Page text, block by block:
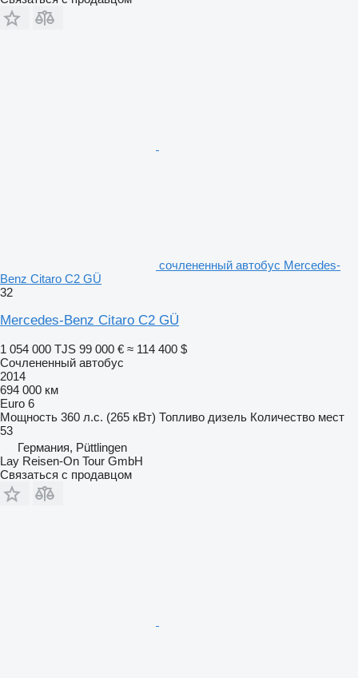
сочлененный автобус Mercedes-
Benz Citaro C2 GÜ
32
Mercedes-Benz Citaro C2 GÜ
1 054 000 TJS 99 000 € ≈ 114 400 $
Сочлененный автобус
2014
694 000 км
Euro 6
Мощность 360 л.с. (265 кВт) Топливо дизель Количество мест
53
Германия, Püttlingen
Lay Reisen-On Tour GmbH
Связаться с продавцом